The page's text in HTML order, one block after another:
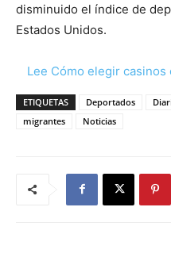
disminuido el índice de
Estados Unidos.
Lee Cómo elegir
ETIQUETAS Deportados
migrantes
Noticias